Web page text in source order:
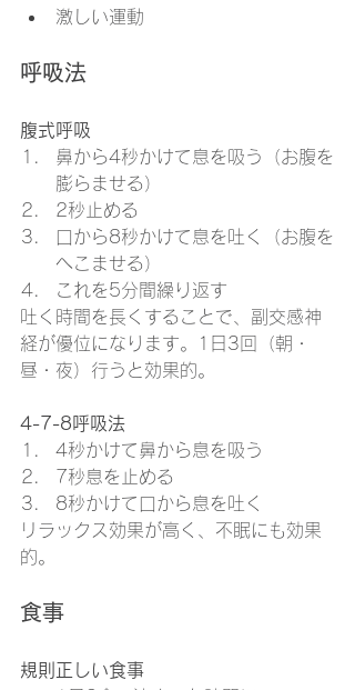
激しい運動
呼吸法
腹式呼吸
鼻から4秒かけて息を吸う（お腹を
膨らませる）
2秒止める
口から8秒かけて息を吐く（お腹を
へこませる）
これを5分間繰り返す
吐く時間を長くすることで、副交感神
経が優位になります。1日3回（朝・
昼・夜）行うと効果的。
4-7-8呼吸法
4秒かけて鼻から息を吸う
7秒息を止める
8秒かけて口から息を吐く
リラックス効果が高く、不眠にも効果
的。
食事
規則正しい食事